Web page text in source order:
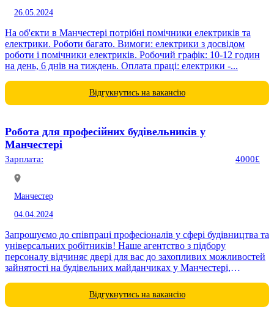
26.05.2024
На об'єкти в Манчестері потрібні помічники електриків та
електрики. Роботи багато. Вимоги: електрики з досвідом
роботи і помічники електриків. Робочий графік: 10-12 годин
на день, 6 днів на тиждень. Оплата праці: електрики -...
Відгукнутись на вакансію
Робота для професійних будівельників у
Манчестері
Зарплата: 4000£
Манчестер
04.04.2024
Запрошуємо до співпраці професіоналів у сфері будівництва та
універсальних робітників! Наше агентство з підбору
персоналу відчиняє двері для вас до захопливих можливостей
зайнятості на будівельних майданчиках у Манчестері,
Відгукнутись на вакансію